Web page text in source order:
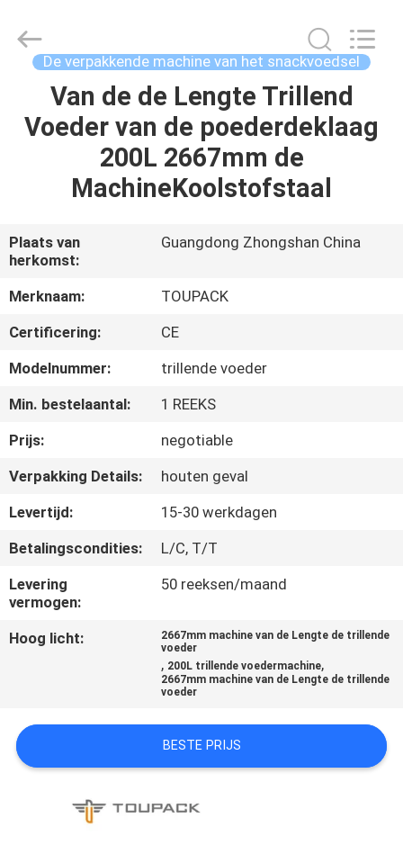
THUIS
PRODUCTEN
ONS
RONDLEIDING
DOOR
DE
FABRIEK
KWALITEITSCONTROLE
NEEM
CONTACT
ONS
OP
GEVALLEN
VRAAG
De verpakkende machine van het snackvoedsel
Van de de Lengte Trillend
Voeder van de poederdeklaag
200L 2667mm de
MachineKoolstofstaal
Plaats van
herkomst:
Guangdong Zhongshan China
Merknaam:
TOUPACK
Certificering:
CE
Modelnummer:
trillende voeder
Min. bestelaantal:
1 REEKS
Prijs:
negotiable
Verpakking Details:
houten geval
Levertijd:
15-30 werkdagen
Betalingscondities:
L/C, T/T
Levering
vermogen:
50 reeksen/maand
Hoog licht:
2667mm machine van de Lengte de trillende
voeder
, 200L trillende voedermachine,
2667mm machine van de Lengte de trillende
voeder
BESTE PRIJS